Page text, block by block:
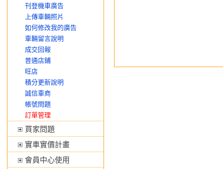
刊登機車廣告
上傳車輛照片
如何修改我的廣告
車輛留言說明
成交回報
普通店鋪
旺店
積分更新說明
誠信車商
帳號問題
訂單管理
買家問題
實車實價計畫
會員中心使用